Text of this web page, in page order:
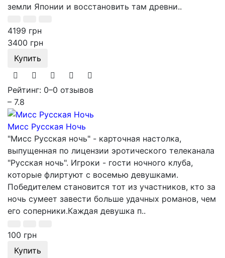
земли Японии и восстановить там древни..
4199 грн
3400 грн
Купить
Рейтинг: 0–0 отзывов
– 7.8
Мисс Русская Ночь
"Мисс Русская ночь" - карточная настолка,
выпущенная по лицензии эротического телеканала
"Русская ночь". Игроки - гости ночного клуба,
которые флиртуют с восемью девушками.
Победителем становится тот из участников, кто за
ночь сумеет завести больше удачных романов, чем
его соперники.Каждая девушка п..
100 грн
Купить